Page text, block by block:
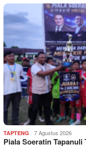
TAPTENG 7 Agustus 2026
Piala Soeratin